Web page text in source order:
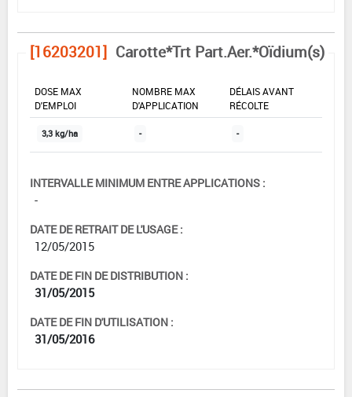
[16203201] Carotte*Trt Part.Aer.*Oïdium(s)
DOSE MAX
D'EMPLOI
NOMBRE MAX
D'APPLICATION
DÉLAIS AVANT
RÉCOLTE
3,3 kg/ha - -
INTERVALLE MINIMUM ENTRE APPLICATIONS :
-
DATE DE RETRAIT DE L'USAGE :
12/05/2015
DATE DE FIN DE DISTRIBUTION :
31/05/2015
DATE DE FIN D'UTILISATION :
31/05/2016